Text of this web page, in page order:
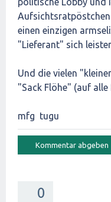
einen einzigen
"Lieferant" sich
Und die vielen
"Sack Flöhe" (auf
mfg tugu
0